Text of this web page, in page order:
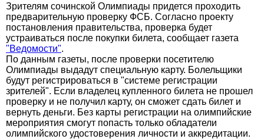
Зрителям сочинской Олимпиады придется проходить
предварительную проверку ФСБ. Согласно проекту
постановления правительства, проверка будет
устраиваться после покупки билета, сообщает газета
"Ведомости".
По данным газеты, после проверки посетителю
Олимпиады выдадут специальную карту. Болельщики
будут регистрироваться в "системе регистрации
зрителей". Если владелец купленного билета не прошел
проверку и не получил карту, он сможет сдать билет и
вернуть деньги. Без карты регистрации на олимпийские
мероприятия смогут попасть только обладатели
олимпийского удостоверения личности и аккредитации.